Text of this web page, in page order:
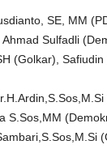
SE, MM
Sulfadli
(Golkar), Safiudin
S.Sos,MM